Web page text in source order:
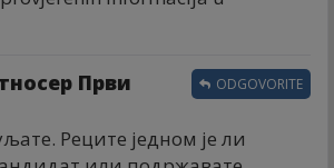
Први
Реците једном је ли
ODGOVORITE